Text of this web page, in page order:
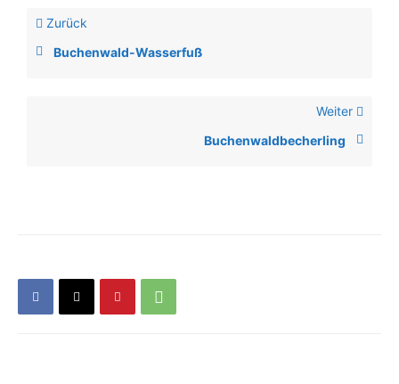
Zurück
Buchenwald-Wasserfuß
Weiter
Buchenwaldbecherling